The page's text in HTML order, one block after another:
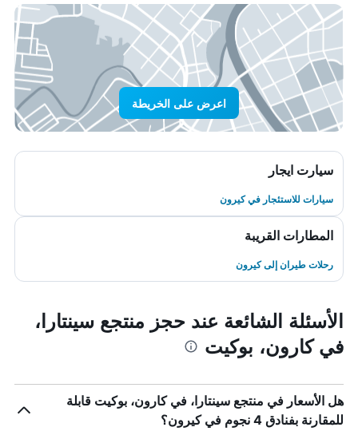
اعرض على الخريطة
سيارت ايجار
سيارات للاستئجار في كيرون
المطارات القريبة
رحلات طيران إلى كيرون
الأسئلة الشائعة عند حجز منتجع سينتارا،
في كارون، بوكيت
هل الأسعار في منتجع سينتارا، في كارون، بوكيت قابلة
للمقارنة بفنادق 4 نجوم في كيرون؟